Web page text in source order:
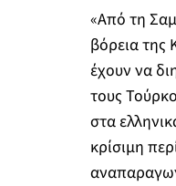
«Από τη
βόρεια της
έχουν να
τους
στα
κρίσιμη